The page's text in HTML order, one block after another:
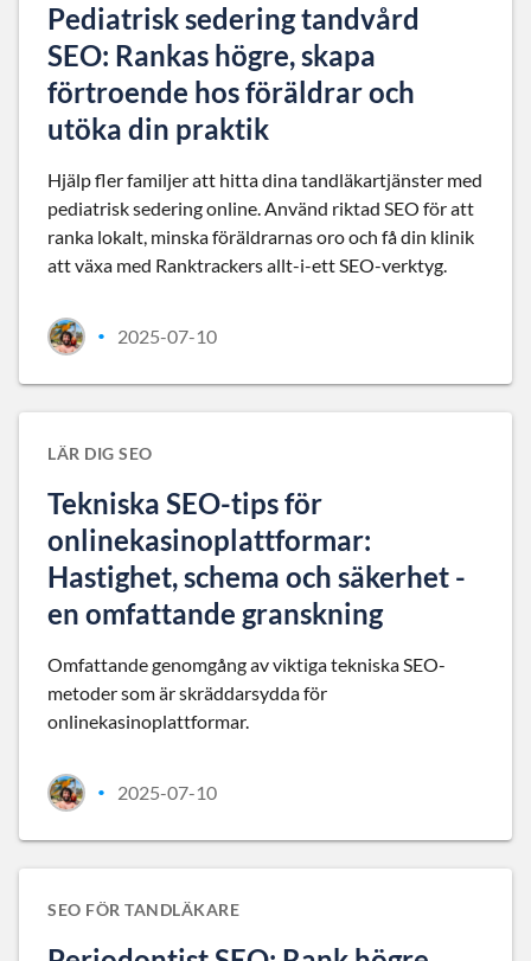
Pediatrisk sedering tandvård
SEO: Rankas högre, skapa
förtroende hos föräldrar och
utöka din praktik
Hjälp fler familjer att hitta dina tandläkartjänster med
pediatrisk sedering online. Använd riktad SEO för att
ranka lokalt, minska föräldrarnas oro och få din klinik
att växa med Ranktrackers allt-i-ett SEO-verktyg.
• 2025-07-10
LÄR DIG SEO
Tekniska SEO-tips för
onlinekasinoplattformar:
Hastighet, schema och säkerhet -
en omfattande granskning
Omfattande genomgång av viktiga tekniska SEO-
metoder som är skräddarsydda för
onlinekasinoplattformar.
• 2025-07-10
SEO FÖR TANDLÄKARE